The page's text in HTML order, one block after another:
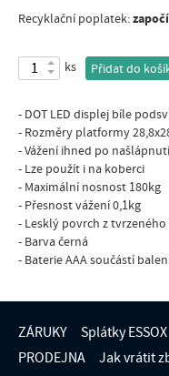
Recyklační poplatek:
ks Přidat do
- DOT LED displej bíle
- Rozměry platformy
- Vážení ihned po
- Lze použít i na koberci
- Maximální nosnost 180kg
- Přesnost vážení 0,1kg
- Lesklý povrch z tvrzeného
- Barva černá
- Baterie AAA součástí
ZÁRUKY Splátky ESSOX
PRODEJNA
Jak vrátit